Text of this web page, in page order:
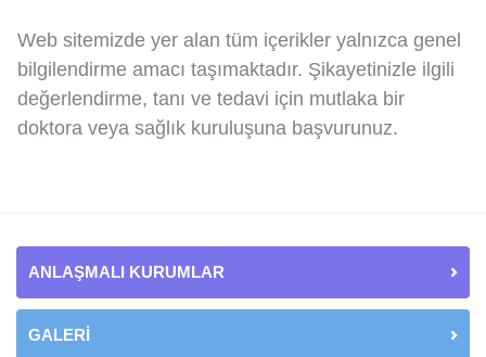
Web sitemizde yer alan tüm içerikler yalnızca genel
bilgilendirme amacı taşımaktadır. Şikayetinizle ilgili
değerlendirme, tanı ve tedavi için mutlaka bir
doktora veya sağlık kuruluşuna başvurunuz.
ANLAŞMALI KURUMLAR
GALERİ